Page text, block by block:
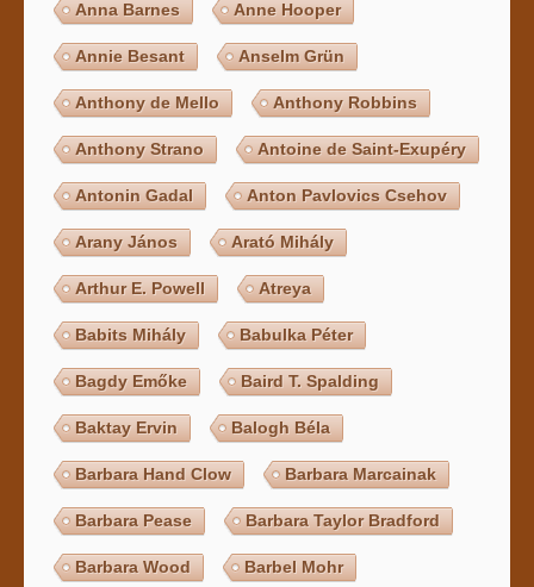
Anna Barnes Anne Hooper
Annie Besant Anselm Grün
Anthony de Mello Anthony Robbins
Anthony Strano Antoine de Saint-Exupéry
Antonin Gadal Anton Pavlovics Csehov
Arany János Arató Mihály
Arthur E. Powell Atreya
Babits Mihály Babulka Péter
Bagdy Emőke Baird T. Spalding
Baktay Ervin Balogh Béla
Barbara Hand Clow Barbara Marcainak
Barbara Pease Barbara Taylor Bradford
Barbara Wood Barbel Mohr